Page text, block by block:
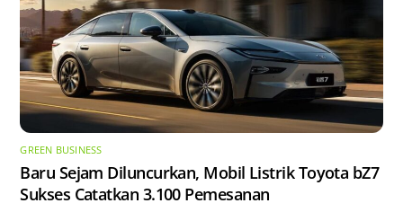
GREEN BUSINESS
Baru Sejam Diluncurkan, Mobil Listrik Toyota bZ7
Sukses Catatkan 3.100 Pemesanan